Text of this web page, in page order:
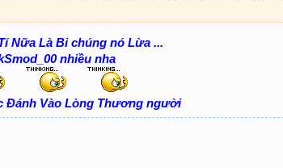
Nữa Là Bi chúng nó Lừa ...
nhiều nha
Đánh Vào Lòng Thương người